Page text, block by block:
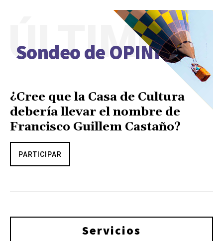
Sondeo de OPINIÓN
ÚLTIMO
¿Cree que la Casa de Cultura
debería llevar el nombre de
Francisco Guillem Castaño?
PARTICIPAR
Servicios